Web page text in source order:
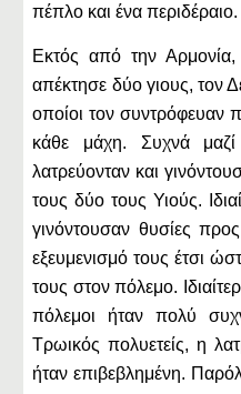
πέπλο και ένα περιδέραιο.
Εκτός από την
απέκτησε δύο γιους, τον
οποίοι τον συντρόφευαν
κάθε μάχη. Συχνά
λατρεύονταν και
τους δύο τους Υιούς.
γινόντουσαν θυσίες
εξευμενισμό τους έτσι
τους στον πόλεμο.
πόλεμοι ήταν πολύ
Τρωικός πολυετείς, η
ήταν επιβεβλημένη.